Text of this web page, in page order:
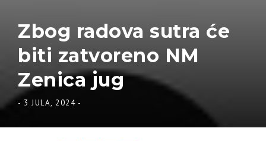
Zbog radova sutra će
biti zatvoreno NM
Zenica jug
- 3 JULA, 2024 -